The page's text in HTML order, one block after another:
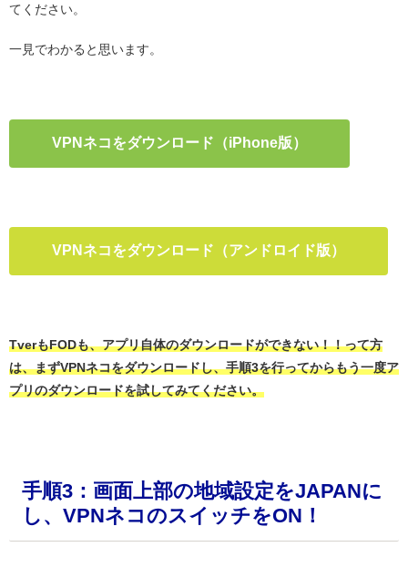
てください。
一見でわかると思います。
VPNネコをダウンロード（iPhone版）
VPNネコをダウンロード（アンドロイド版）
TverもFODも、アプリ自体のダウンロードができない！！って方
は、まずVPNネコをダウンロードし、手順3を行ってからもう一度ア
プリのダウンロードを試してみてください。
手順3：画面上部の地域設定をJAPANに
し、VPNネコのスイッチをON！